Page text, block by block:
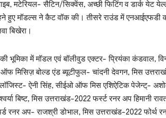
मटेरियल- सैटिन/सिक्वेंस, अच्छी फिटिंग व डार्क येट
हुए मॉडल्स ने कैट वॉक की। तीसरे राउंड में एनआईएफडी
बिखेरा।
भूमिका में मॉडल एवं बॉलीवुड एक्टर- प्रियंका कंडवाल,
मिसिज़ बोल्ड एंड ब्यूटीफुल- चांदनी देवगन, मिस
ऐनी सिंह, सीईओ ऑफ मिस एशिऐटिक पेजेन्ट्-
बिष्ट, मिस उत्तराखंड-2022 फर्स्ट रनर अप हिमानी
रनर अप- राजश्री डोभाल, मिस उत्तराखंड-2022